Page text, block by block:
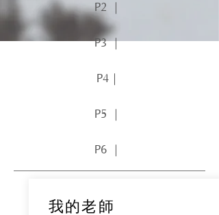
P2 ｜
P3 ｜
P4｜
P5 ｜
P6 ｜
我的老師